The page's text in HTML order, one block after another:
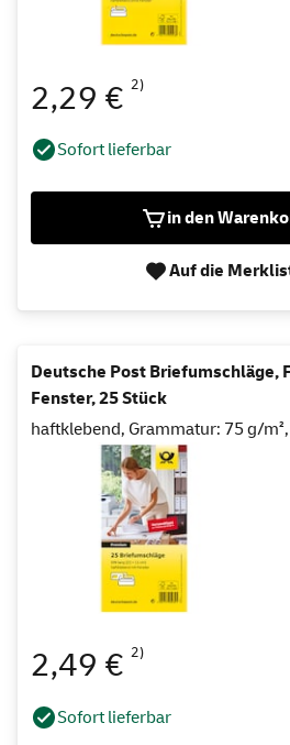
2,29 € 2)
Sofort lieferbar
in den
Auf die
Deutsche Post Briefumschläge,
Fenster, 25 Stück
haftklebend, Grammatur: 75 g/
2,49 € 2)
Sofort lieferbar